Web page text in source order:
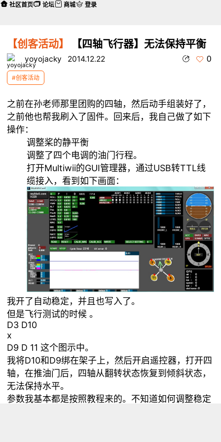
【创客活动】 【四轴飞行器】无法保持平衡
yoyojacky 2014.12.22 0
#创客活动
之前在孙老师那里团购的四轴，然后动手组装好了，
之前他也帮我刷入了固件。回来后，我自己做了如下
操作：
调整桨的静平衡
调整了四个电调的油门行程。
打开Multiwii的GUI管理器，通过USB转TTL线
缆接入，看到如下画面：
我开了自动稳定，并且也写入了。
但是飞行测试的时候 。
D3 D10
x
D9 D 11 这个图示中。
我将D10和D9绑在架子上，然后开启遥控器，打开四
轴，在推油门后，四轴从翻转状态恢复到倾斜状态，
无法保持水平。
参数我基本都是按照教程来的。不知道如何调整稳定
社区首页 论坛 商城 登录